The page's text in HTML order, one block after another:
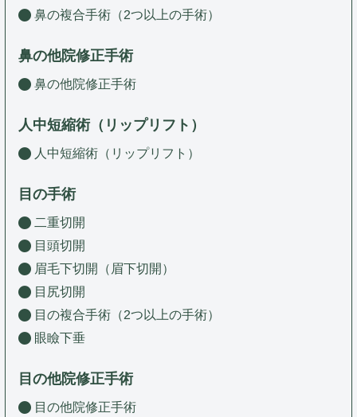
鼻の複合手術（2つ以上の手術）
鼻の他院修正手術
鼻の他院修正手術
人中短縮術（リップリフト）
人中短縮術（リップリフト）
目の手術
二重切開
目頭切開
眉毛下切開（眉下切開）
目尻切開
目の複合手術（2つ以上の手術）
眼瞼下垂
目の他院修正手術
目の他院修正手術